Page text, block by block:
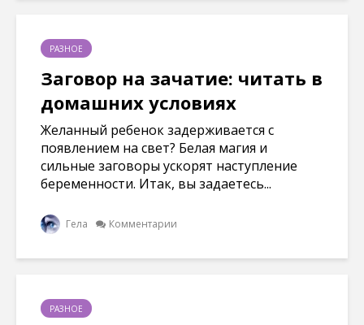
РАЗНОЕ
Заговор на зачатие: читать в
домашних условиях
Желанный ребенок задерживается с
появлением на свет? Белая магия и
сильные заговоры ускорят наступление
беременности. Итак, вы задаетесь...
Гела Комментарии
РАЗНОЕ